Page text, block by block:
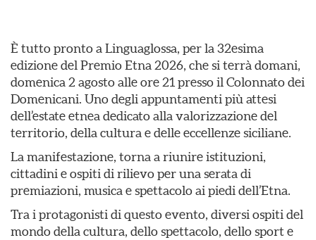
È tutto pronto a Linguaglossa, per la 32esima
edizione del Premio Etna 2026, che si terrà domani,
domenica 2 agosto alle ore 21 presso il Colonnato dei
Domenicani. Uno degli appuntamenti più attesi
dell’estate etnea dedicato alla valorizzazione del
territorio, della cultura e delle eccellenze siciliane.
La manifestazione, torna a riunire istituzioni,
cittadini e ospiti di rilievo per una serata di
premiazioni, musica e spettacolo ai piedi dell’Etna.
Tra i protagonisti di questo evento, diversi ospiti del
mondo della cultura, dello spettacolo, dello sport e